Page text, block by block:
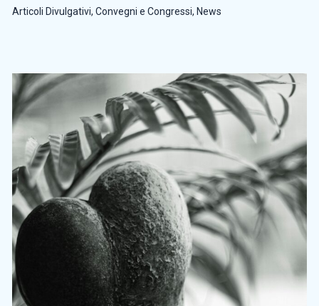
Articoli Divulgativi, Convegni e Congressi, News